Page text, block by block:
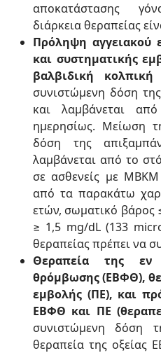
αποκατάστασης
διάρκεια θεραπείας
Πρόληψη αγγειακού
και συστηματικής
βαλβιδική
συνιστώμενη δόση
και λαμβάνεται
ημερησίως. Μείωση
δόση της
λαμβάνεται από το
σε ασθενείς με
από τα παρακάτω
ετών, σωματικό βάρος
≥ 1,5 mg/dL (133
θεραπείας πρέπει να
Θεραπεία της
θρόμβωσης (ΕΒΦΘ),
εμβολής (ΠΕ), και
ΕΒΦΘ και ΠΕ
συνιστώμενη δόση
θεραπεία της οξείας